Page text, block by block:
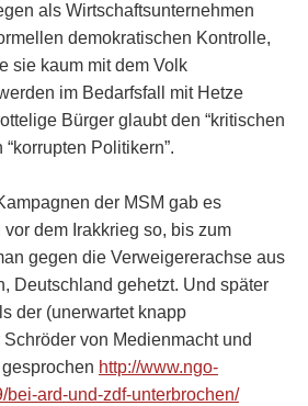
als Wirtschaftsunternehmen
demokratischen Kontrolle,
sie kaum mit dem Volk
im Bedarfsfall mit Hetze
Bürger glaubt den “kritischen
Politikern”.
der MSM gab es
dem Irakkrieg so, bis zum
gegen die Verweigererachse aus
Deutschland gehetzt. Und später
der (unerwartet knapp
von Medienmacht und
http://www.ngo-
bei-ard-und-zdf-unterbrochen/